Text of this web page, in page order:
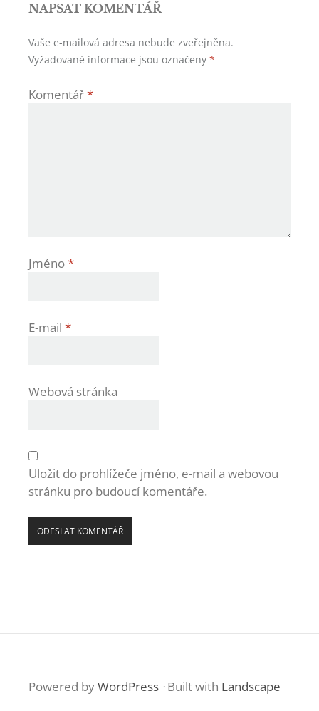
NAPSAT KOMENTÁŘ
Vaše e-mailová adresa nebude zveřejněna.
Vyžadované informace jsou označeny *
Komentář*
Jméno*
E-mail *
Webová stránka
Uložit do prohlížeče jméno, e-mail a webovou
stránku pro budoucí komentáře.
Powered byWordPress ·Built with Landscape